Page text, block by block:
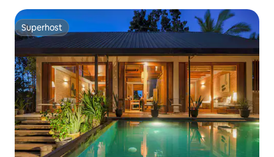
Superhost
Superhost